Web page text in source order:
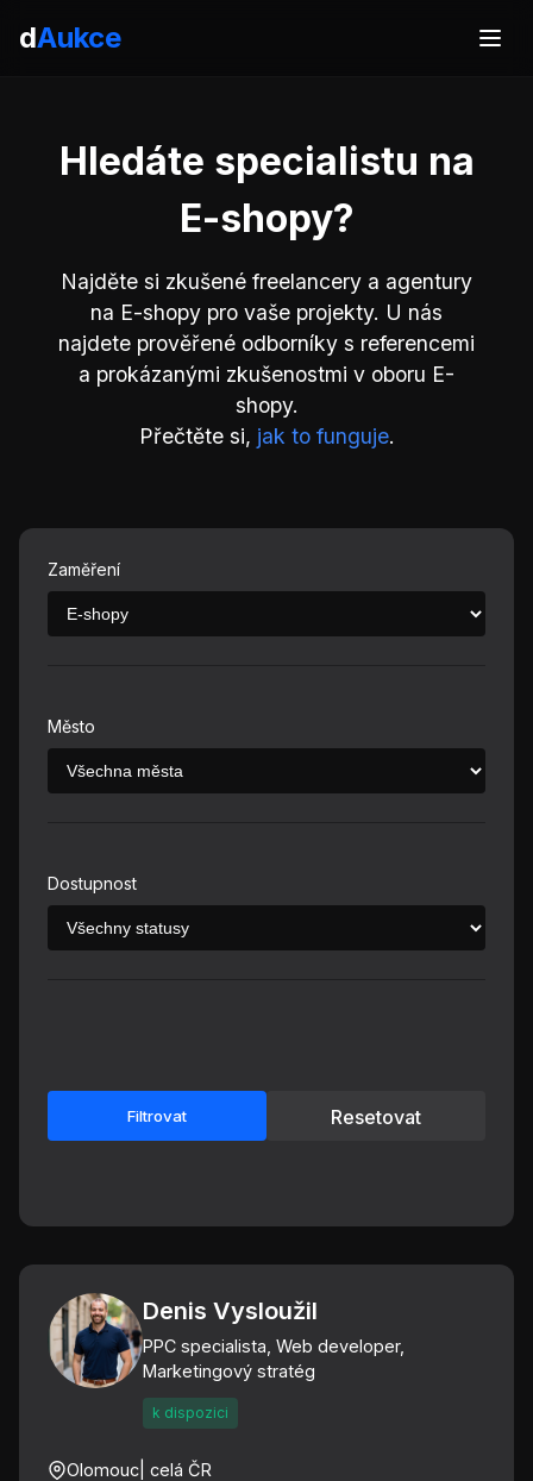
dAukce
Hledáte specialistu na
E-shopy?
Najděte si zkušené freelancery a agentury
na E-shopy pro vaše projekty. U nás
najdete prověřené odborníky s referencemi
a prokázanými zkušenostmi v oboru E-
shopy.
Přečtěte si, jak to funguje.
Zaměření
Město
Dostupnost
Filtrovat Resetovat
Denis Vysloužil
PPC specialista, Web developer,
Marketingový stratég
k dispozici
Olomouc | celá ČR